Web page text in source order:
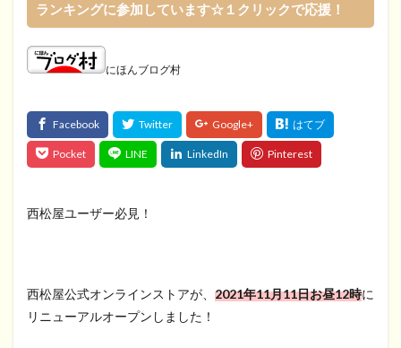
ランキングに参加しています☆１クリックで応援！
にほんブログ村
西松屋ユーザー必見！
西松屋公式オンラインストアが、 2021年11月11日お昼12時に
リニューアルオープンしました！